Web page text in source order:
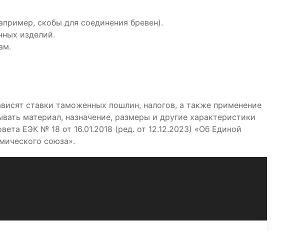
скобы для соединения бревен).
изделий.
ставки таможенных пошлин, налогов, а также применение
материал, назначение, размеры и другие характеристики
ЕЭК № 18 от 16.01.2018 (ред. от 12.12.2023) «Об Единой
союза».